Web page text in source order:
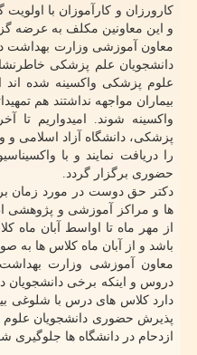
کارورزان و کارآموزان با
و این معاونین مکلف به عرضه
معاون آموزشی وزارت بهداشت
دانشجویان علم پزشکی
علوم پزشکی واکسینه شده اند
بیماران مواجهه نداشتند هم
واکسینه شوند. امیدواریم تا
پزشکی، دانشگاه آزاد اسلامی
را دریافت نمایند و با
حضوری برگزار گردد.
دکتر حق دوست در مورد زمان
ها و مراکز آموزشی و پژوهشی
از مهر ماه تا اواسط آبان
باشد و از آبان ماه کلاس ها به
معاون آموزشی وزارت
دروس و اینکه برخی دانشجویان
دارد کلاس های درس با شلوغی
پذیرش حضوری دانشجویان علوم
ازدحام در دانشگاه ها جلوگیری